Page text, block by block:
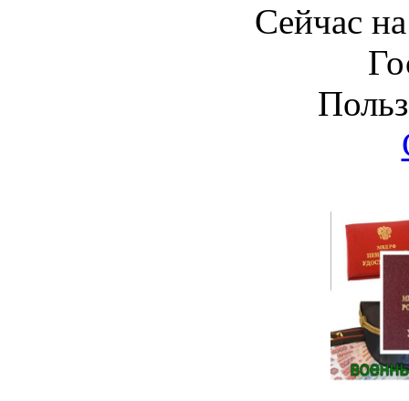
Сейчас